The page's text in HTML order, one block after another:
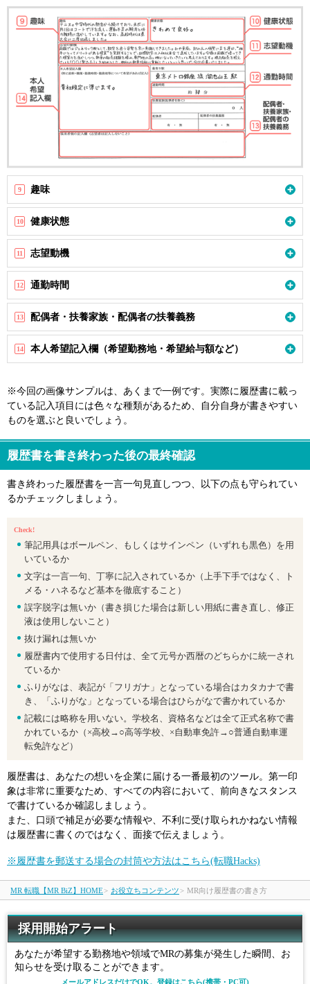
9 趣味
10 健康状態
11 志望動機
12 通勤時間
13 配偶者・扶養家族・配偶者の扶養義務
14 本人希望記入欄（希望勤務地・希望給与額など）
※今回の画像サンプルは、あくまで一例です。実際に履歴書に載っ
ている記入項目には色々な種類があるため、自分自身が書きやすい
ものを選ぶと良いでしょう。
履歴書を書き終わった後の最終確認
書き終わった履歴書を一言一句見直しつつ、以下の点も守られてい
るかチェックしましょう。
Check!
筆記用具はボールペン、もしくはサインペン（いずれも黒色）を用
いているか
文字は一言一句、丁寧に記入されているか（上手下手ではなく、ト
メる・ハネるなど基本を徹底すること）
誤字脱字は無いか（書き損じた場合は新しい用紙に書き直し、修正
液は使用しないこと）
抜け漏れは無いか
履歴書内で使用する日付は、全て元号か西暦のどちらかに統一され
ているか
ふりがなは、表記が「フリガナ」となっている場合はカタカナで書
き、「ふりがな」となっている場合はひらがなで書かれているか
記載には略称を用いない。学校名、資格名などは全て正式名称で書
かれているか（×高校→○高等学校、×自動車免許→○普通自動車運
転免許など）
履歴書は、あなたの想いを企業に届ける一番最初のツール。第一印
象は非常に重要なため、すべての内容において、前向きなスタンス
で書けているか確認しましょう。
また、口頭で補足が必要な情報や、不利に受け取られかねない情報
は履歴書に書くのではなく、面接で伝えましょう。
※履歴書を郵送する場合の封筒や方法はこちら(転職Hacks)
MR 転職【MR BiZ】HOME> お役立ちコンテンツ > MR向け履歴書の書き方
採用開始アラート
あなたが希望する勤務地や領域でMRの募集が発生した瞬間、お
知らせを受け取ることができます。
メールアドレスだけでOK。登録はこちら(携帯・PC可)